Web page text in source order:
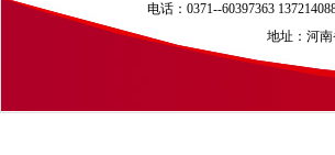
电话：0371--60397363
地址：河